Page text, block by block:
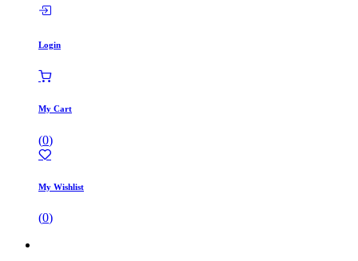
Login
My Cart
(0)
My Wishlist
(0)